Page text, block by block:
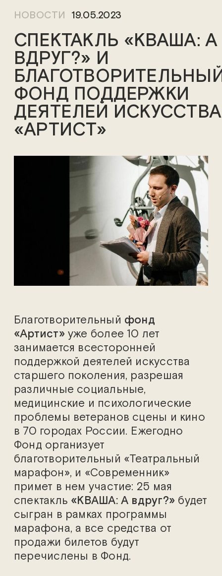
НОВОСТИ 19.05.2023
СПЕКТАКЛЬ «КВАША: А
ВДРУГ?» И
ФОНД ПОДДЕРЖКИ
ДЕЯТЕЛЕЙ ИСКУССТВА
«АРТИСТ»
Благотворительный фонд
«Артист» уже более 10 лет
занимается всесторонней
поддержкой деятелей искусства
старшего поколения, разрешая
различные социальные,
медицинские и психологические
проблемы ветеранов сцены и кино
в 70 городах России. Ежегодно
Фонд организует
благотворительный «Театральный
марафон», и «Современник»
примет в нем участие: 25 мая
спектакль «КВАША: А вдруг?» будет
сыгран в рамках программы
марафона, а все средства от
продажи билетов будут
перечислены в Фонд.